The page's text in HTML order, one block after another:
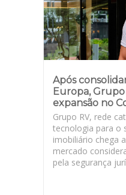
Após
Europa,
expansão no
Grupo RV, rede
tecnologia para o
imobiliário chega
mercado
pela segurança